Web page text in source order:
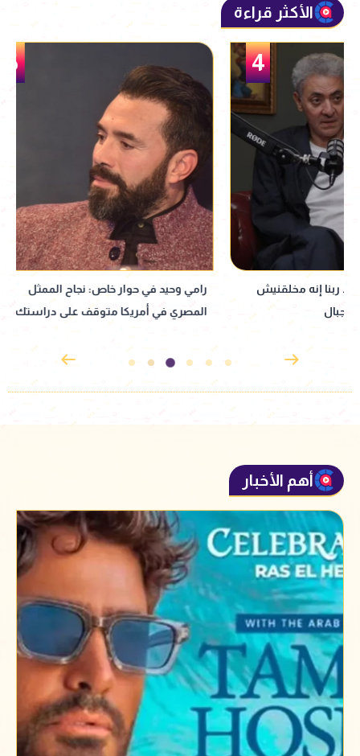
الأكثر قراءة
5
رامي وحيد في حوار خاص: نجاح الممثل
المصري في أمريكا متوقف على دراستك لـ
فتحي عبدالوهاب:
سنة.. ونقدي
أهم الأخبار